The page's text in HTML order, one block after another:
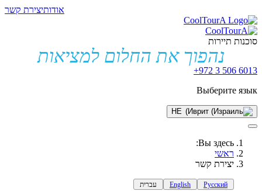
אודותיצירת קשר
סוכנות תיירות
נהפוך את החלום למציאות
+972 3 506 6013
Выберите язык
HE
Вы здесь:
ראשי
יצירת קשר
Русский
English עברית